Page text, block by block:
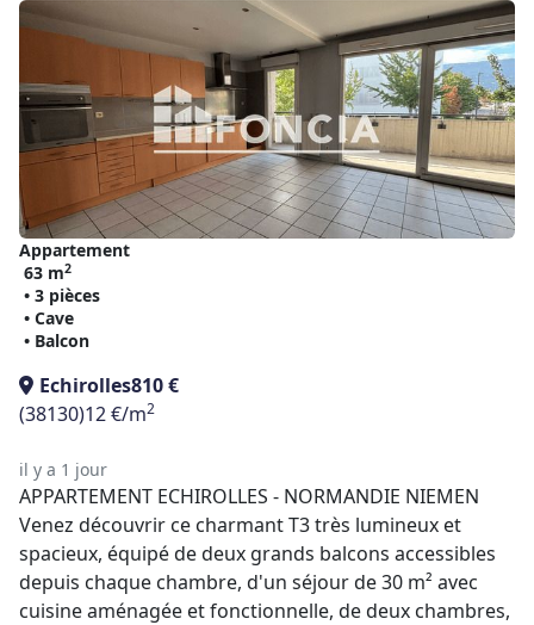
Appartement
63 m2
• 3 pièces
• Cave
• Balcon
Echirolles810 €
(38130)12 €/m2
il y a 1 jour
APPARTEMENT ECHIROLLES - NORMANDIE NIEMEN
Venez découvrir ce charmant T3 très lumineux et
spacieux, équipé de deux grands balcons accessibles
depuis chaque chambre, d'un séjour de 30 m² avec
cuisine aménagée et fonctionnelle, de deux chambres,